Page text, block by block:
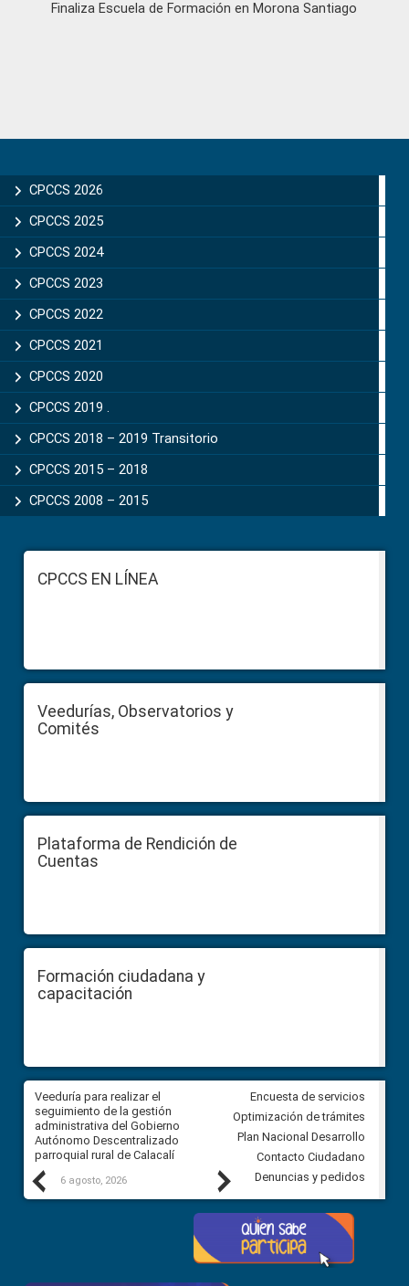
Finaliza Escuela de Formación en Morona Santiago
Sidebar
CPCCS 2026
CPCCS 2025
CPCCS 2024
CPCCS 2023
CPCCS 2022
CPCCS 2021
CPCCS 2020
CPCCS 2019 .
CPCCS 2018 – 2019 Transitorio
CPCCS 2015 – 2018
CPCCS 2008 – 2015
FooterCPCCS EN LÍNEA
Veedurías, Observatorios y
Comités
Plataforma de Rendición de
Cuentas
Formación ciudadana y
capacitación
Previous
Veeduría para realizar el
seguimiento de la gestión
administrativa del Gobierno
Autónomo Descentralizado
parroquial rural de Calacalí
6 agosto, 2026
Veeduría para vigilar los
derivados de la Audiencia
comunidad Urbina, parroquia
Carolina
5 agosto, 2026
Next
Encuesta de servicios
Optimización de trámites
Plan Nacional Desarrollo
Contacto Ciudadano
Denuncias y pedidos